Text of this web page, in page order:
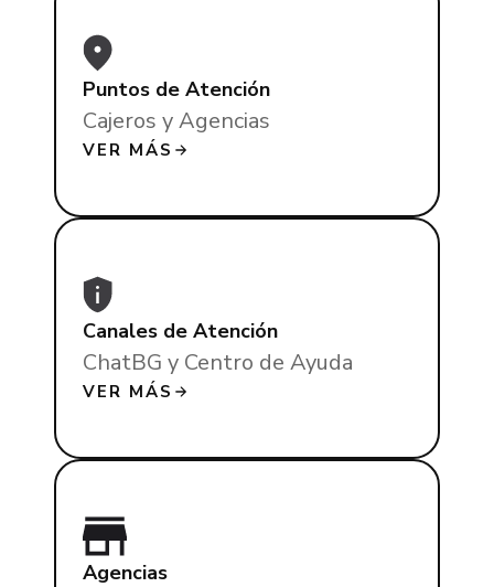
Puntos de Atención
Cajeros y Agencias
VER MÁS
Canales de Atención
ChatBG y Centro de Ayuda
VER MÁS
Agencias